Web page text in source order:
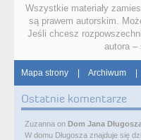
Wszystkie materiały
są prawem autorskim.
Jeśli chcesz
autora –
Mapa strony | Archiwum |
Ostatnie komentarze
Zuzanna on Dom Jana
W domu Długosza znajduje się